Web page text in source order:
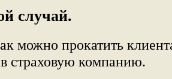
случай.
можно прокатить
страховую компанию.